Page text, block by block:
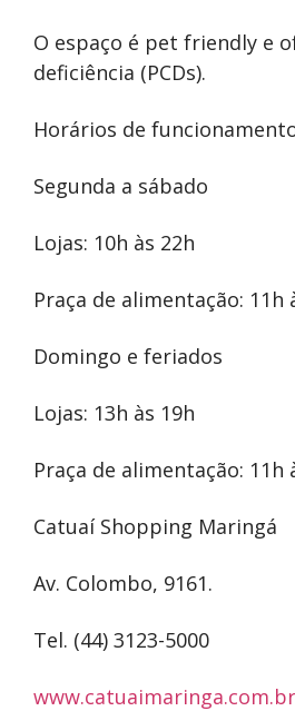
O espaço é pet friendly e
deficiência (PCDs).
Horários de
Segunda a sábado
Lojas: 10h às 22h
Praça de alimentação: 11h
Domingo e feriados
Lojas: 13h às 19h
Praça de alimentação: 11h
Catuaí Shopping Maringá
Av. Colombo, 9161.
Tel. (44) 3123-5000
www.catuaimaringa.com.br